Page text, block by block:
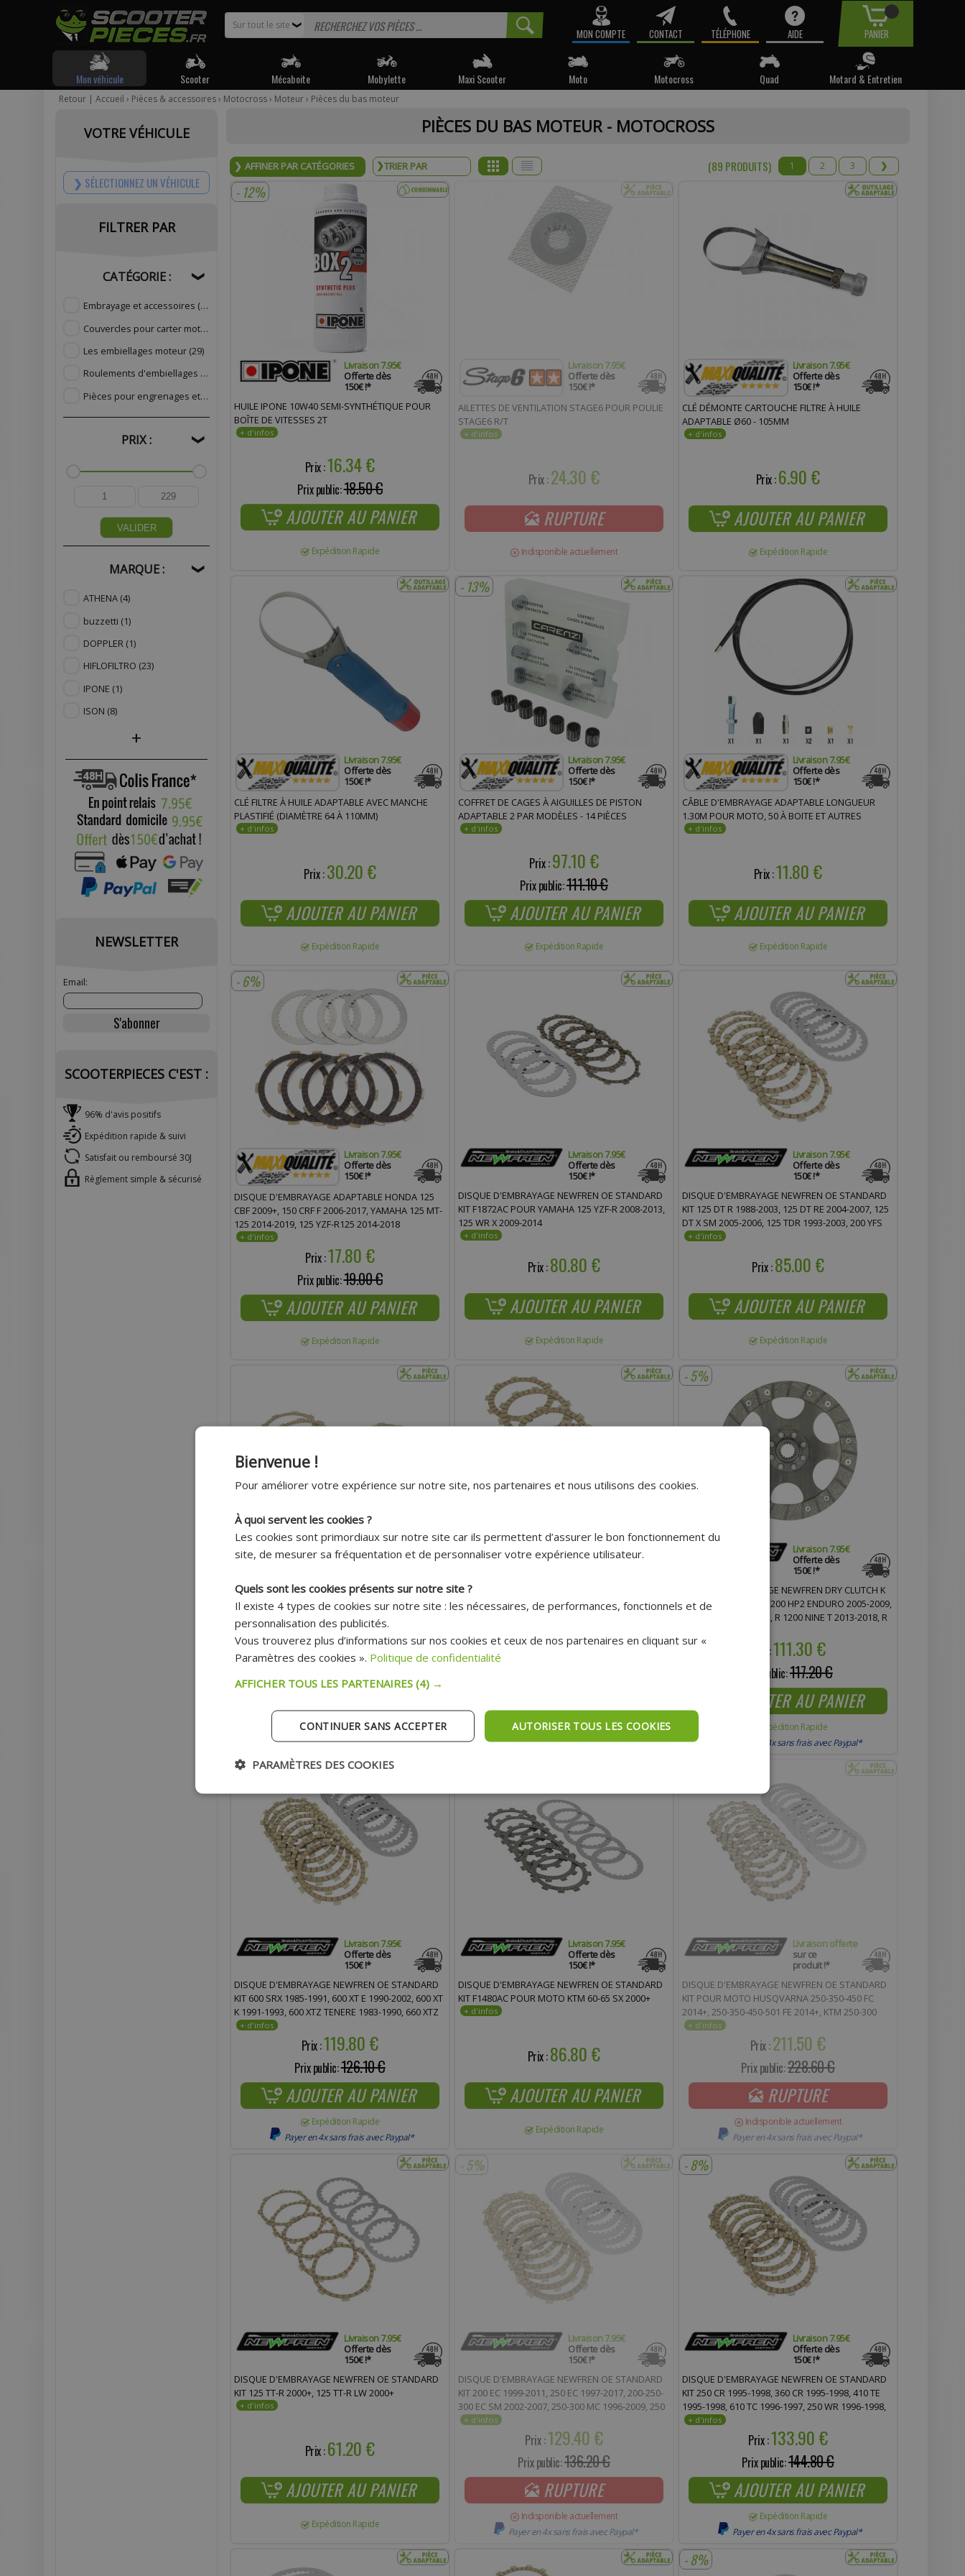
❯
Sur tout le site
MON COMPTE CONTACT TÉLÉPHONE AIDE PANIER
Mon véhicule Scooter Mécaboite Mobylette Maxi Scooter Moto Motocross Quad Motard & Entretien
Retour | Accueil › Pièces & accessoires› Motocross› Moteur› Pièces du bas moteur
PIÈCES DU BAS MOTEUR - MOTOCROSS
AFFINER PAR CATÉGORIES (89 PRODUITS) 1 2 3 ❯
- 12%
Livraison 7.95€
Offerte dès
150€ !*
HUILE IPONE 10W40 SEMI-SYNTHÉTIQUE POUR
BOÎTE DE VITESSES 2T
Prix :16.34 €
Prix public:18.50 €
AJOUTER AU PANIER
Expédition Rapide
Livraison 7.95€
Offerte dès
150€ !*
AILETTES DE VENTILATION STAGE6 POUR POULIE
STAGE6 R/T
Prix :24.30 €
RUPTURE
Indisponible actuellement
Livraison 7.95€
Offerte dès
150€ !*
CLÉ DÉMONTE CARTOUCHE FILTRE À HUILE
ADAPTABLE Ø60 - 105MM
Prix :6.90 €
AJOUTER AU PANIER
Expédition Rapide
Livraison 7.95€
Offerte dès
150€ !*
CLÉ FILTRE À HUILE ADAPTABLE AVEC MANCHE
PLASTIFIÉ (DIAMÈTRE 64 À 110MM)
Prix :30.20 €
AJOUTER AU PANIER
Expédition Rapide
- 13%
Livraison 7.95€
Offerte dès
150€ !*
COFFRET DE CAGES À AIGUILLES DE PISTON
ADAPTABLE 2 PAR MODÈLES - 14 PIÈCES
Prix :97.10 €
Prix public:111.10 €
AJOUTER AU PANIER
Expédition Rapide
Livraison 7.95€
Offerte dès
150€ !*
CÂBLE D'EMBRAYAGE ADAPTABLE LONGUEUR
1.30M POUR MOTO, 50 À BOITE ET AUTRES
Prix :11.80 €
AJOUTER AU PANIER
Expédition Rapide
- 6%
Livraison 7.95€
Offerte dès
150€ !*
DISQUE D'EMBRAYAGE ADAPTABLE HONDA 125
CBF 2009+, 150 CRF F 2006-2017, YAMAHA 125 MT-
125 2014-2019, 125 YZF-R125 2014-2018
Prix :17.80 €
Prix public:19.00 €
AJOUTER AU PANIER
Expédition Rapide
Livraison 7.95€
Offerte dès
150€ !*
DISQUE D'EMBRAYAGE NEWFREN OE STANDARD
KIT F1872AC POUR YAMAHA 125 YZF-R 2008-2013,
125 WR X 2009-2014
Prix :80.80 €
AJOUTER AU PANIER
Expédition Rapide
Livraison 7.95€
Offerte dès
150€ !*
DISQUE D'EMBRAYAGE NEWFREN OE STANDARD
KIT 125 DT R 1988-2003, 125 DT RE 2004-2007, 125
DT X SM 2005-2006, 125 TDR 1993-2003, 200 YFS
BLASTER 1991-2006 (F2811AC)
Prix :85.00 €
AJOUTER AU PANIER
Expédition Rapide
Livraison 7.95€
Offerte dès
DISQUE D'EMBRAYAGE NEWFREN (F1693A - OE
STANDARD KIT) 125 CA REBEL 1995-1997, 125 CBR
R 2004-2012, 200 SHADOW 2002-2005, 230 CRF M
2009-2015
Prix :46.10 €
Livraison 7.95€
Offerte dès
DISQUE D'EMBRAYAGE NEWFREN (F1826A - OE
STANDARD KIT) POUR YAMAHA 125 TW 1999-2002,
200 TW 2001-2002, 125 TY 1980-1982, 175 TY 1977-
- 5%
Livraison 7.95€
Offerte dès
150€ !*
DISQUE D'EMBRAYAGE NEWFREN DRY CLUTCH K
F1488K POUR BMW 1200 HP2 ENDURO 2005-2009,
R 1200 GS 2003-2012, R 1200 NINE T 2013-2018, R
Prix :111.30 €
Prix public:117.20 €
AJOUTER AU PANIER
Expédition Rapide
Payer en 4x sans frais avec Paypal*
- 5%
Livraison 7.95€
Offerte dès
150€ !*
DISQUE D'EMBRAYAGE NEWFREN OE STANDARD
KIT 600 SRX 1985-1991, 600 XT E 1990-2002, 600 XT
K 1991-1993, 600 XTZ TENERE 1983-1990, 660 XTZ
TENERE 1991-1996 (F1838AC)
Prix :119.80 €
Prix public:126.10 €
AJOUTER AU PANIER
Expédition Rapide
Payer en 4x sans frais avec Paypal*
Livraison 7.95€
Offerte dès
150€ !*
DISQUE D'EMBRAYAGE NEWFREN OE STANDARD
KIT F1480AC POUR MOTO KTM 60-65 SX 2000+
Prix :86.80 €
AJOUTER AU PANIER
Expédition Rapide
Livraison offerte
sur ce
produit !*
DISQUE D'EMBRAYAGE NEWFREN OE STANDARD
KIT POUR MOTO HUSQVARNA 250-350-450 FC
2014+, 250-350-450-501 FE 2014+, KTM 250-300
EXC 2013+ (F1485AC)
Prix :211.50 €
Prix public:228.60 €
RUPTURE
Indisponible actuellement
Payer en 4x sans frais avec Paypal*
Livraison 7.95€
Offerte dès
150€ !*
DISQUE D'EMBRAYAGE NEWFREN OE STANDARD
KIT 125 TT-R 2000+, 125 TT-R LW 2000+
Prix :61.20 €
AJOUTER AU PANIER
Expédition Rapide
- 5%
Livraison 7.95€
Offerte dès
150€ !*
DISQUE D'EMBRAYAGE NEWFREN OE STANDARD
KIT 200 EC 1999-2011, 250 EC 1997-2017, 200-250-
300 EC SM 2002-2007, 250-300 MC 1996-2009, 250
SM 2009+ (F1469AC)
Prix :129.40 €
Prix public:136.20 €
RUPTURE
Indisponible actuellement
Payer en 4x sans frais avec Paypal*
- 8%
Livraison 7.95€
Offerte dès
150€ !*
DISQUE D'EMBRAYAGE NEWFREN OE STANDARD
KIT 250 CR 1995-1998, 360 CR 1995-1998, 410 TE
1995-1998, 610 TC 1996-1997, 250 WR 1996-1998,
360 WR 1996-1998 (F1417AC)
Prix :133.90 €
Prix public:144.80 €
AJOUTER AU PANIER
Expédition Rapide
Payer en 4x sans frais avec Paypal*
- 8%
VOTRE VÉHICULE
SÉLECTIONNEZ UN VÉHICULE
FILTRER PAR
CATÉGORIE : ❯
Embrayage et accessoires (14)
Couvercles pour carter moteur
Les embiellages moteur (29)
Roulements d'embiellages (7)
Pièces pour engrenages et boîtes de vitesses
PRIX : ❯
VALIDER
MARQUE : ❯
ATHENA (4)
buzzetti (1)
DOPPLER (1)
HIFLOFILTRO (23)
IPONE (1)
ISON (8)
+
NEWSLETTER
Email:
SCOOTERPIECES C'EST :
96% d'avis positifs
Expédition rapide & suivi
Satisfait ou remboursé 30J
Règlement simple & sécurisé
Pour être informé sur la disponibilité du produit, veuillez indiquer votre email.
* Email :
Téléphone :
Commentaire :
Bienvenue !
Pour améliorer votre expérience sur notre site, nos partenaires et nous utilisons des cookies.
À quoi servent les cookies ?
Les cookies sont primordiaux sur notre site car ils permettent d’assurer le bon fonctionnement du
site, de mesurer sa fréquentation et de personnaliser votre expérience utilisateur.
Quels sont les cookies présents sur notre site ?
Il existe 4 types de cookies sur notre site : les nécessaires, de performances, fonctionnels et de
personnalisation des publicités.
Vous trouverez plus d’informations sur nos cookies et ceux de nos partenaires en cliquant sur «
Paramètres des cookies ». Politique de confidentialité
AFFICHER TOUS LES PARTENAIRES (4) →
AUTORISER TOUS LES COOKIES
CONTINUER SANS ACCEPTER
PARAMÈTRES DES COOKIES